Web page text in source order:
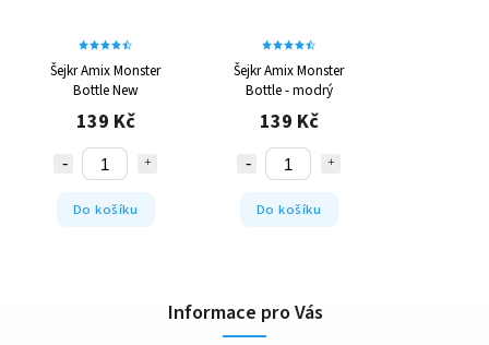
Šejkr Amix Monster
Bottle New
139 Kč
Do košíku
Šejkr Amix Monster
Bottle - modrý
139 Kč
Do košíku
Informace pro Vás